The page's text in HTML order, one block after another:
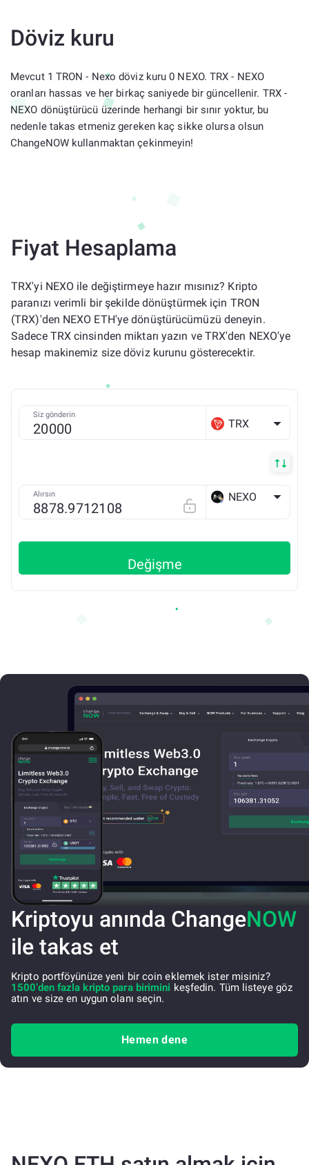
Döviz kuru
Mevcut 1 TRON - Nexo döviz kuru 0 NEXO. TRX - NEXO
oranları hassas ve her birkaç saniyede bir güncellenir. TRX -
NEXO dönüştürücü üzerinde herhangi bir sınır yoktur, bu
nedenle takas etmeniz gereken kaç sikke olursa olsun
ChangeNOW kullanmaktan çekinmeyin!
Fiyat Hesaplama
TRX'yi NEXO ile değiştirmeye hazır mısınız? Kripto
paranızı verimli bir şekilde dönüştürmek için TRON
(TRX)'den NEXO ETH'ye dönüştürücümüzü deneyin.
Sadece TRX cinsinden miktarı yazın ve TRX'den NEXO'ye
hesap makinemiz size döviz kurunu gösterecektir.
Siz gönderin
TRX
Alırsın NEXO
Değişme
Kriptoyu anında ChangeNOW
ile takas et
Kripto portföyünüze yeni bir coin eklemek ister misiniz?
1500’den fazla kripto para birimini keşfedin. Tüm listeye göz
atın ve size en uygun olanı seçin.
Hemen dene